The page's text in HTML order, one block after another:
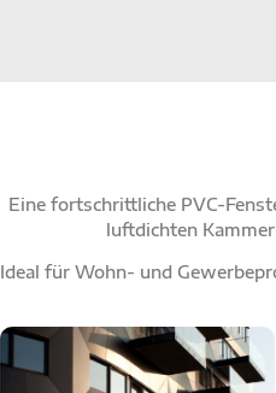
Eine fortschrittliche PVC-
luftdichten
Ideal für Wohn- und